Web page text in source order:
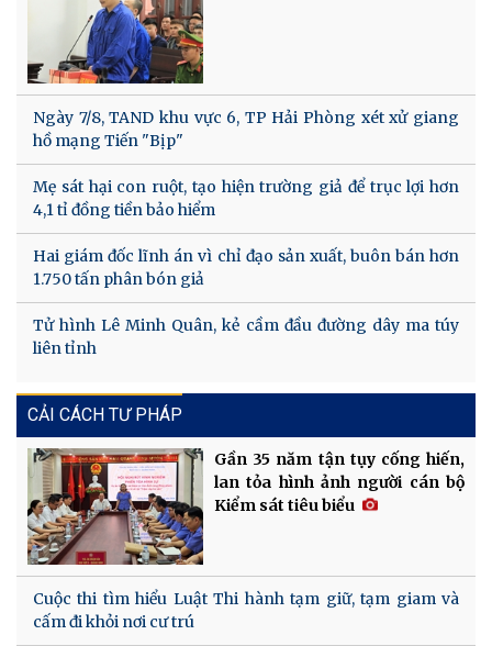
Ngày 7/8, TAND khu vực 6, TP Hải Phòng xét xử giang
hồ mạng Tiến "Bịp"
Mẹ sát hại con ruột, tạo hiện trường giả để trục lợi hơn
4,1 tỉ đồng tiền bảo hiểm
Hai giám đốc lĩnh án vì chỉ đạo sản xuất, buôn bán hơn
1.750 tấn phân bón giả
Tử hình Lê Minh Quân, kẻ cầm đầu đường dây ma túy
liên tỉnh
CẢI CÁCH TƯ PHÁP
Gần 35 năm tận tụy cống hiến,
lan tỏa hình ảnh người cán bộ
Kiểm sát tiêu biểu
Cuộc thi tìm hiểu Luật Thi hành tạm giữ, tạm giam và
cấm đi khỏi nơi cư trú